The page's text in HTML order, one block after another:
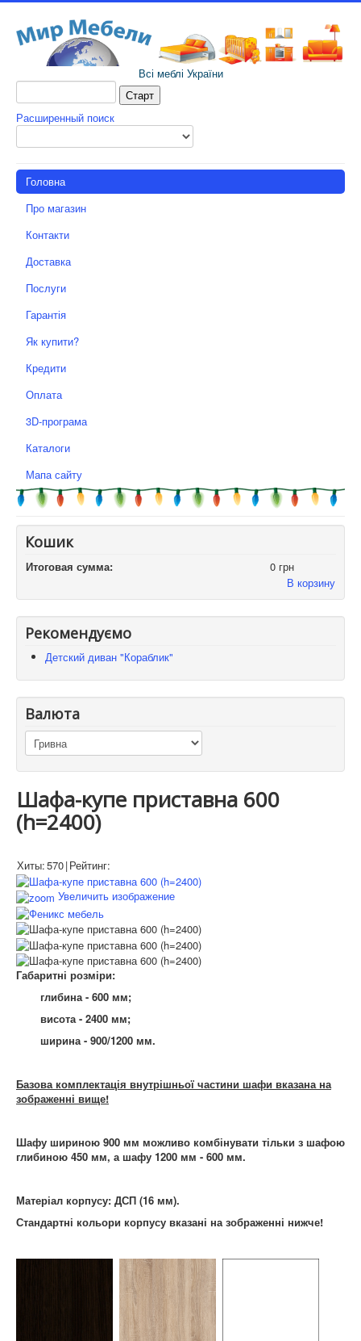
Всі меблі України
Расширенный поиск
Головна
Про магазин
Контакти
Доставка
Послуги
Гарантія
Як купити?
Кредити
Оплата
3D-програма
Каталоги
Мапа сайту
Кошик
Итоговая сумма:
0 грн
В корзину
Рекомендуємо
Детский диван "Кораблик"
Валюта
Шафа-купе приставна 600
(h=2400)
Хиты:570|Рейтинг:
Увеличить изображение
Габаритні розміри:
глибина - 600 мм;
висота - 2400 мм;
ширина - 900/1200 мм.
Базова комплектація внутрішньої частини шафи вказана на
зображенні вище!
Шафу шириною 900 мм можливо комбінувати тільки з шафою
глибиною 450 мм, а шафу 1200 мм - 600 мм.
Матеріал корпусу: ДСП (16 мм).
Стандартні кольори корпусу вказані на зображенні нижче!